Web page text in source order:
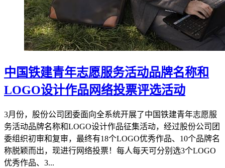
中国铁建青年志愿服务活动品牌名称和
LOGO设计作品网络投票评选活动
3月份，股份公司团委面向全系统开展了中国铁建青年志愿服
务活动品牌名称和LOGO设计作品征集活动，经过股份公司团
委组织初审和复审，最终有18个LOGO优秀作品、10个品牌名
称脱颖而出，现进行网络投票！每人每天可分别选3个LOGO
优秀作品、3...